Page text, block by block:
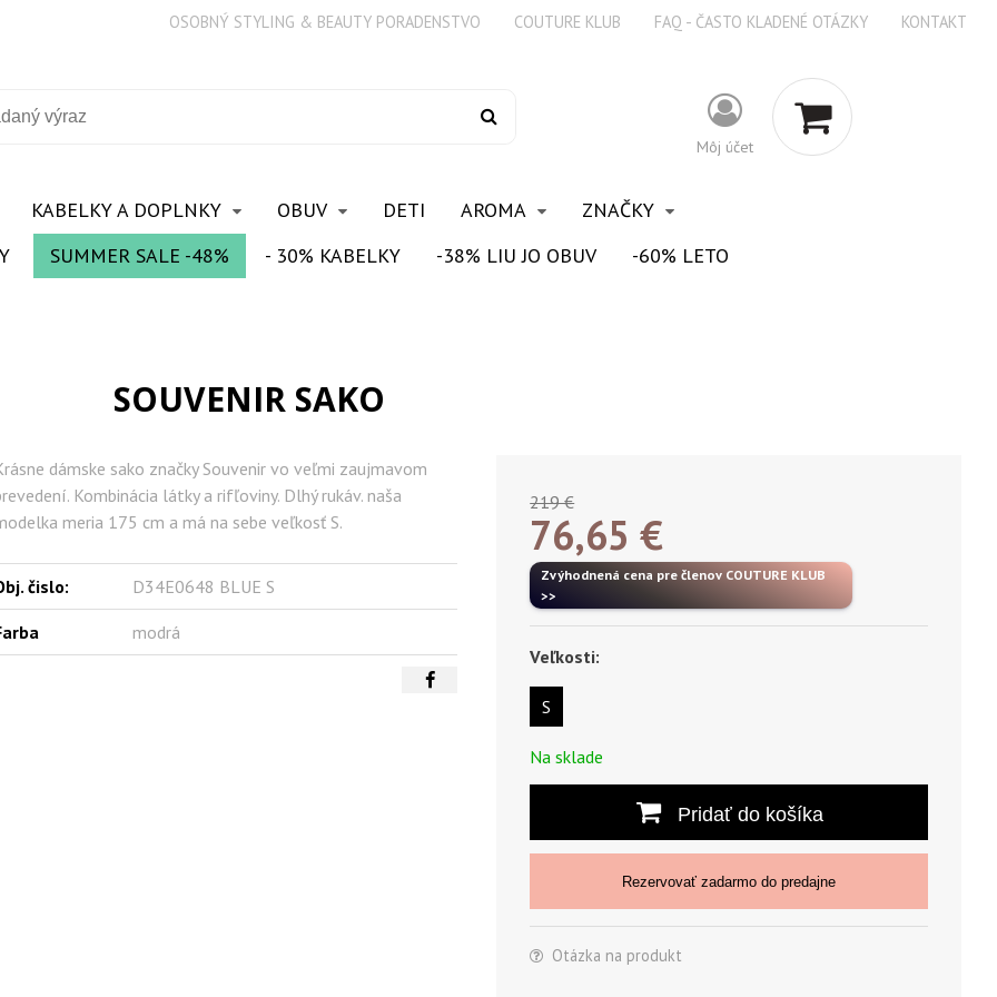
OSOBNÝ STYLING & BEAUTY PORADENSTVO COUTURE KLUB FAQ - ČASTO KLADENÉ OTÁZKY KONTAKT
Môj účet
KABELKY A DOPLNKY OBUV DETI AROMA
ZNAČKY
SUMMER SALE -48% - 30% KABELKY -38% LIU JO OBUV -60% LETO
SOUVENIR SAKO
219 €
76,65 €
Zvýhodnená cena pre členov COUTURE KLUB
>>
Veľkosti:
S
Na sklade
Pridať do košíka
Rezervovať zadarmo do predajne
Otázka na produkt
dámske sako značky Souvenir vo veľmi zaujmavom
Kombinácia látky a rifľoviny. Dlhý rukáv. naša
meria 175 cm a má na sebe veľkosť S.
čislo: D34E0648 BLUE S
modrá